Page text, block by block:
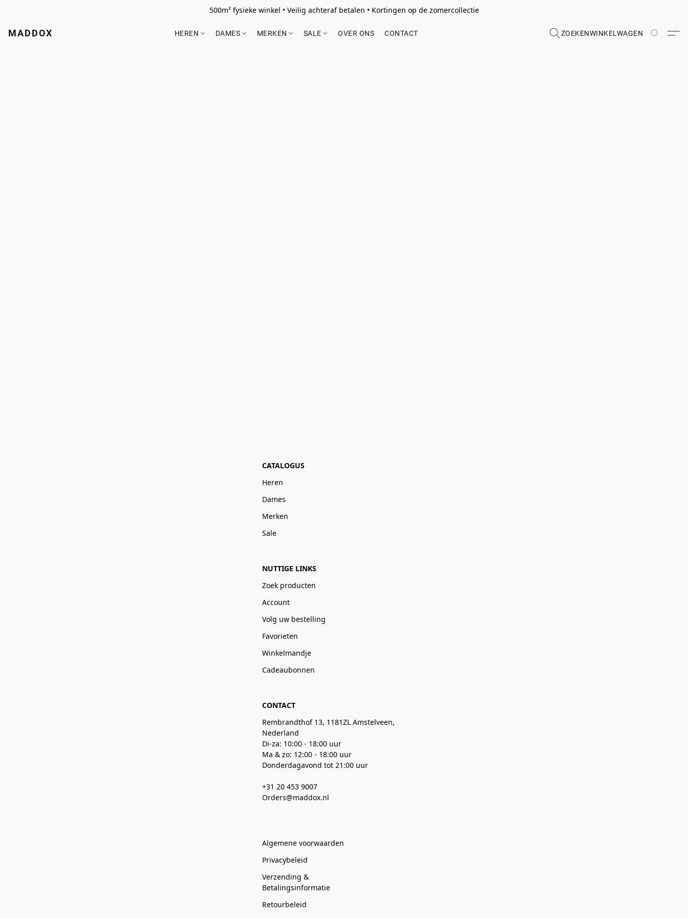
500m² fysieke winkel • Veilig achteraf betalen • Kortingen op de zomercollectie
MADDOX HEREN DAMES MERKEN SALE OVER ONS CONTACT ZOEKENWINKELWAGEN
CATALOGUS
Heren
Dames
Merken
Sale
NUTTIGE LINKS
Zoek producten
Account
Volg uw bestelling
Favorieten
Winkelmandje
Cadeaubonnen
CONTACT
Rembrandthof 13, 1181ZL Amstelveen,
Nederland
Di-za: 10:00 - 18:00 uur
Ma & zo: 12:00 - 18:00 uur
Donderdagavond tot 21:00 uur
+31 20 453 9007
Orders@maddox.nl
Algemene voorwaarden
Privacybeleid
Verzending &
Betalingsinformatie
Retourbeleid